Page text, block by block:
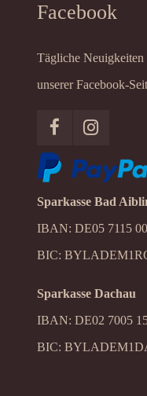
Facebook
Tägliche Neuigkeiten
unserer Facebook-
Sparkasse Bad
IBAN: DE05 7115
BIC:
Sparkasse Dachau
IBAN: DE02 7005
BIC: